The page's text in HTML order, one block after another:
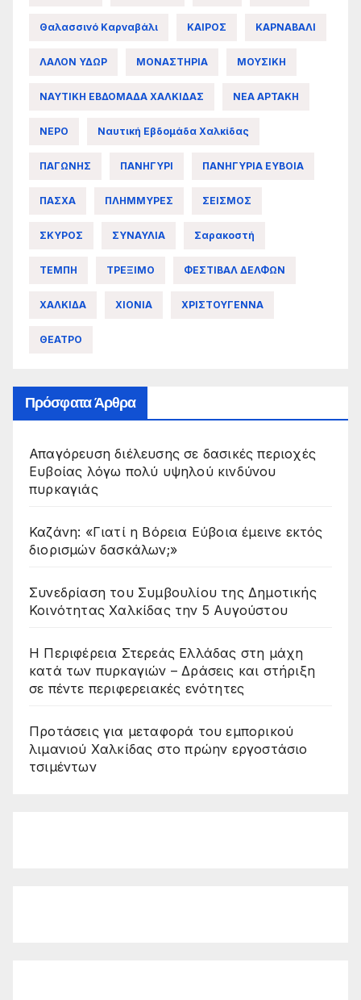
Θαλασσινό Καρναβάλι ΚΑΙΡΟΣ ΚΑΡΝΑΒΑΛΙ
ΛΑΛΟΝ ΥΔΩΡ ΜΟΝΑΣΤΗΡΙΑ ΜΟΥΣΙΚΗ
ΝΑΥΤΙΚΗ ΕΒΔΟΜΑΔΑ ΧΑΛΚΙΔΑΣ ΝΕΑ ΑΡΤΑΚΗ
ΝΕΡΟ Ναυτική Εβδομάδα Χαλκίδας
ΠΑΓΩΝΗΣ ΠΑΝΗΓΥΡΙ ΠΑΝΗΓΥΡΙΑ ΕΥΒΟΙΑ
ΠΑΣΧΑ ΠΛΗΜΜΥΡΕΣ ΣΕΙΣΜΟΣ
ΣΚΥΡΟΣ ΣΥΝΑΥΛΙΑ Σαρακοστή
ΤΕΜΠΗ ΤΡΕΞΙΜΟ ΦΕΣΤΙΒΑΛ ΔΕΛΦΩΝ
ΧΑΛΚΙΔΑ ΧΙΟΝΙΑ ΧΡΙΣΤΟΥΓΕΝΝΑ
ΘΕΑΤΡΟ
Πρόσφατα Άρθρα
Απαγόρευση διέλευσης σε δασικές περιοχές
Ευβοίας λόγω πολύ υψηλού κινδύνου
πυρκαγιάς
Καζάνη: «Γιατί η Βόρεια Εύβοια έμεινε εκτός
διορισμών δασκάλων;»
Συνεδρίαση του Συμβουλίου της Δημοτικής
Κοινότητας Χαλκίδας την 5 Αυγούστου
Η Περιφέρεια Στερεάς Ελλάδας στη μάχη
κατά των πυρκαγιών – Δράσεις και στήριξη
σε πέντε περιφερειακές ενότητες
Προτάσεις για μεταφορά του εμπορικού
λιμανιού Χαλκίδας στο πρώην εργοστάσιο
τσιμέντων